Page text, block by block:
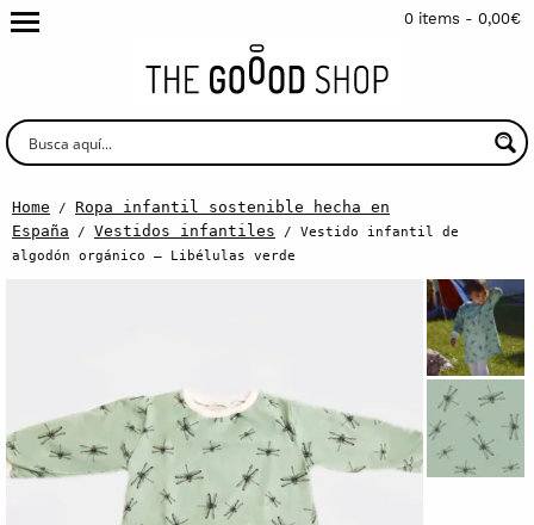
0 items - 0,00€
Home / Ropa infantil sostenible hecha en
España / Vestidos infantiles / Vestido infantil de
algodón orgánico – Libélulas verde